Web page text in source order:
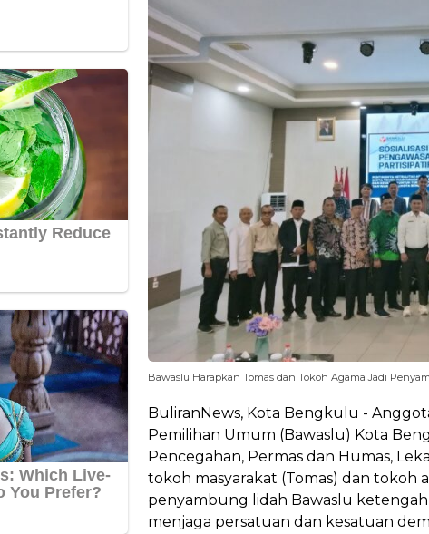
Bawaslu Harapkan Tomas dan Tokoh Agama Jadi
BuliranNews, Kota Bengkulu -
Pemilihan Umum (Bawaslu) Kota
Pencegahan, Permas dan Humas,
tokoh masyarakat (Tomas) dan tokoh
penyambung lidah Bawaslu
menjaga persatuan dan kesatuan